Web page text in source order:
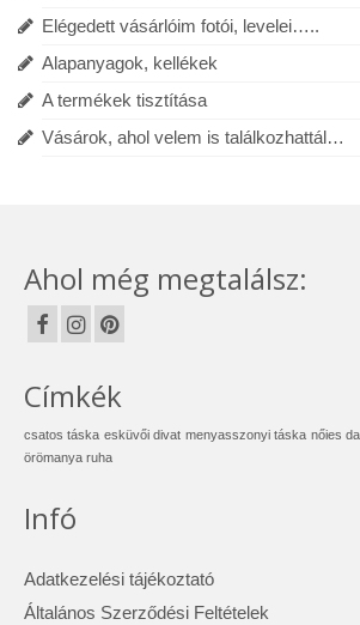
Elégedett vásárlóim fotói, levelei…..
Alapanyagok, kellékek
A termékek tisztítása
Vásárok, ahol velem is találkozhattál…
Ahol még megtalálsz:
Címkék
csatos táska esküvői divat menyasszonyi táska nőies
örömanya ruha
Infó
Adatkezelési tájékoztató
Általános Szerződési Feltételek